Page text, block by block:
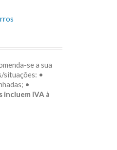
se a sua
situações: •
•
incluem IVA à